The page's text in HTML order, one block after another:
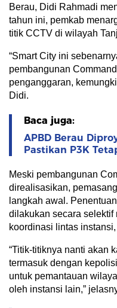
Berau, Didi Rahmadi
tahun ini, pemkab
titik CCTV di wilayah
“Smart City ini
pembangunan
penganggaran,
Didi.
Baca juga:
APBD Berau
Pastikan P3K
Meski pembangunan
direalisasikan,
langkah awal.
dilakukan secara
koordinasi lintas
“Titik-titiknya nanti akan
termasuk dengan
untuk pemantauan
oleh instansi lain,”